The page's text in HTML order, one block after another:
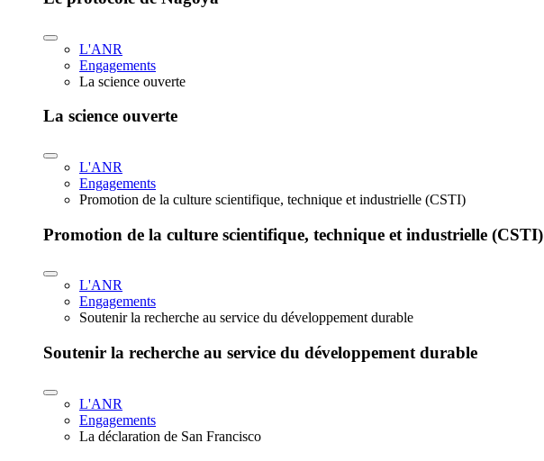
L'ANR
Engagements
La science ouverte
La science ouverte
L'ANR
Engagements
Promotion de la culture scientifique, technique et industrielle (CSTI)
Promotion de la culture scientifique, technique et industrielle (CSTI)
L'ANR
Engagements
Soutenir la recherche au service du développement durable
Soutenir la recherche au service du développement durable
L'ANR
Engagements
La déclaration de San Francisco